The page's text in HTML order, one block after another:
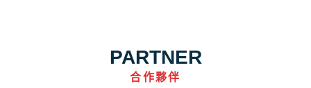
PARTNER
合作夥伴